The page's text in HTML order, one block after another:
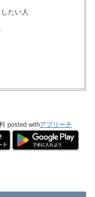
たい人
posted withアプリーチ